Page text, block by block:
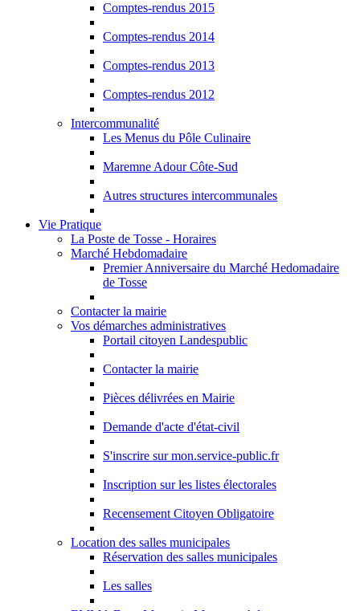
Comptes-rendus 2015
Comptes-rendus 2014
Comptes-rendus 2013
Comptes-rendus 2012
Intercommunalité
Les Menus du Pôle Culinaire
Maremne Adour Côte-Sud
Autres structures intercommunales
Vie Pratique
La Poste de Tosse - Horaires
Marché Hebdomadaire
Premier Anniversaire du Marché Hedomadaire
de Tosse
Contacter la mairie
Vos démarches administratives
Portail citoyen Landespublic
Contacter la mairie
Pièces délivrées en Mairie
Demande d'acte d'état-civil
S'inscrire sur mon.service-public.fr
Inscription sur les listes électorales
Recensement Citoyen Obligatoire
Location des salles municipales
Réservation des salles municipales
Les salles